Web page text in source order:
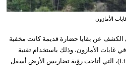
الأمازون
الكشف عن بقايا حضارة قديمة كانت مخفية
غابات الأمازون، وذلك باستخدام تقنية
المسح بالليزر المحمولة جوًا (LiDAR)، التي أتاحت رؤية تضاريس الأرض أسفل